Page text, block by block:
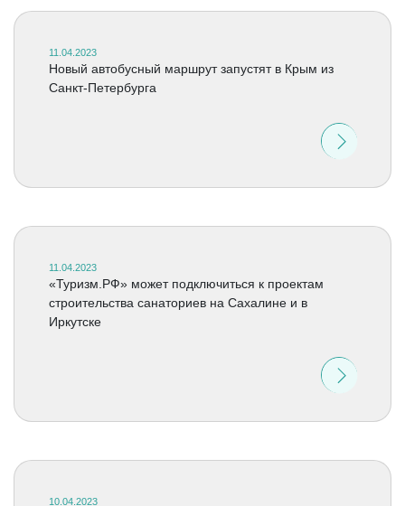
11.04.2023
Новый автобусный маршрут запустят в Крым из
Санкт-Петербурга
11.04.2023
«Туризм.РФ» может подключиться к проектам
строительства санаториев на Сахалине и в
Иркутске
10.04.2023